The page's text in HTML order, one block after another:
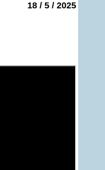
2025 / 5 / 18